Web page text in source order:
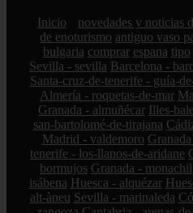
Inicio novedades y noticias
de enoturismo antiguo vaso
bulgaria comprar espana tipo
Sevilla - sevilla Barcelona -
Santa-cruz-de-tenerife - guía-
Almería - roquetas-de-mar
Granada - almuñécar Illes-
san-bartolomé-de-tirajana
Madrid - valdemoro
tenerife - los-llanos-de-aridane
bormujos Granada - monachil
isábena Huesca - alquézar
alt-àneu Sevilla - marinaleda